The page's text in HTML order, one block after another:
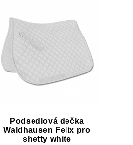
Podsedlová dečka
Waldhausen Felix pro
shetty white